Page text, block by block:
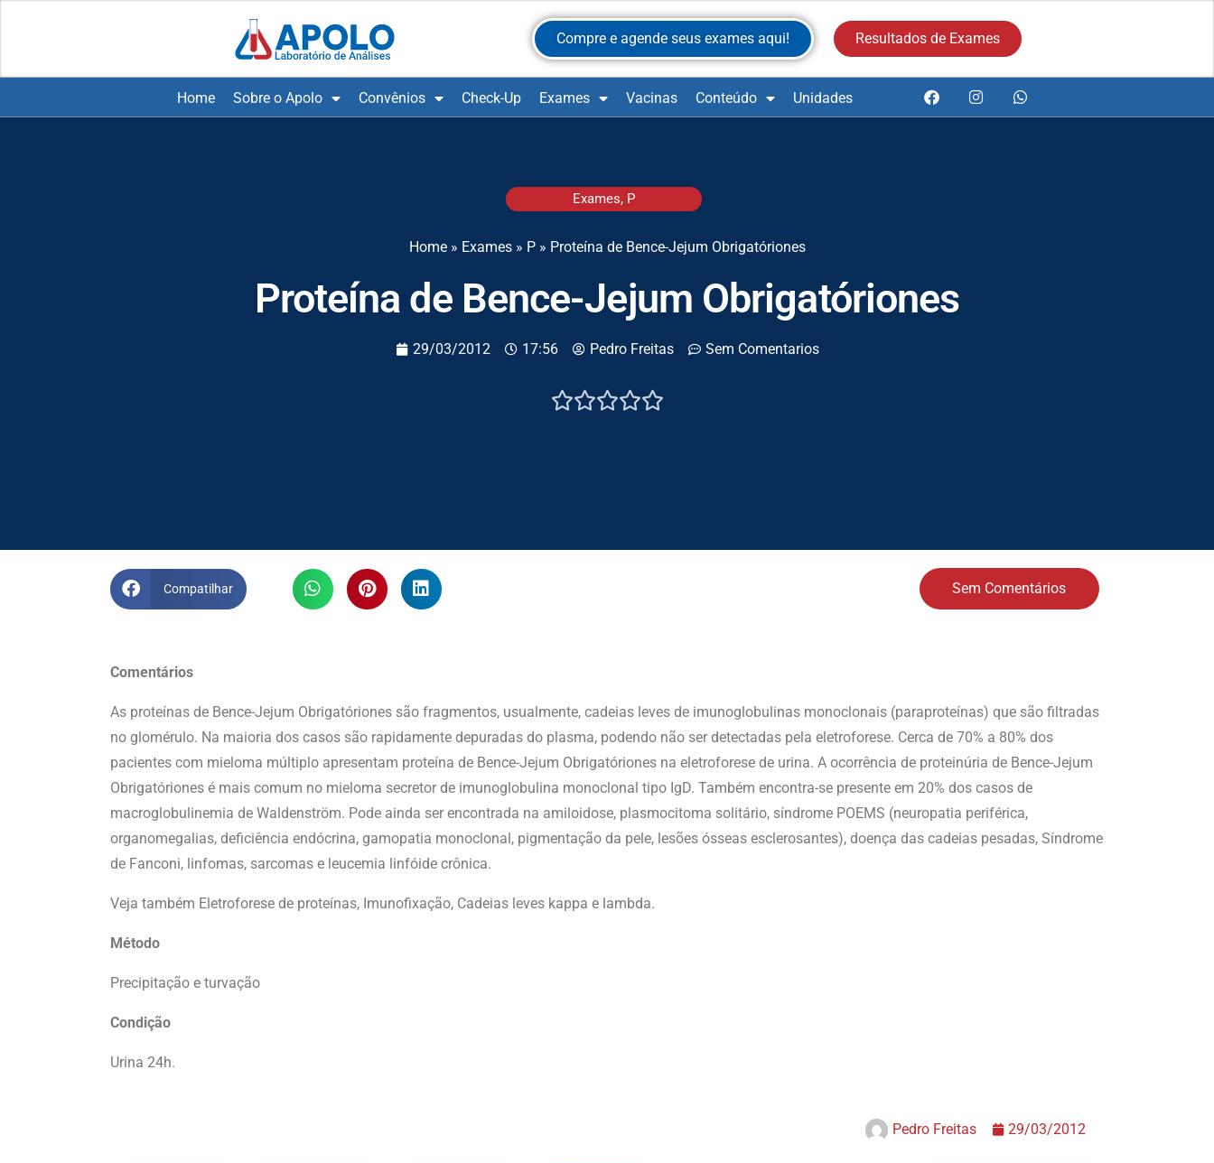
Compre e agende seus exames aqui! Resultados de Exames
Home Sobre o Apolo Convênios Check-Up Exames Vacinas Conteúdo Unidades
Exames, P
Home» Exames» P» Proteína de Bence-Jejum Obrigatóriones
Proteína de Bence-Jejum Obrigatóriones
29/03/2012 17:56 Pedro Freitas Sem Comentarios

Compatilhar Sem Comentários
Comentários
As proteínas de Bence-Jejum Obrigatóriones são fragmentos, usualmente, cadeias leves de imunoglobulinas monoclonais (paraproteínas) que são filtradas
no glomérulo. Na maioria dos casos são rapidamente depuradas do plasma, podendo não ser detectadas pela eletroforese. Cerca de 70% a 80% dos
pacientes com mieloma múltiplo apresentam proteína de Bence-Jejum Obrigatóriones na eletroforese de urina. A ocorrência de proteinúria de Bence-Jejum
Obrigatóriones é mais comum no mieloma secretor de imunoglobulina monoclonal tipo IgD. Também encontra-se presente em 20% dos casos de
macroglobulinemia de Waldenström. Pode ainda ser encontrada na amiloidose, plasmocitoma solitário, síndrome POEMS (neuropatia periférica,
organomegalias, deficiência endócrina, gamopatia monoclonal, pigmentação da pele, lesões ósseas esclerosantes), doença das cadeias pesadas, Síndrome
de Fanconi, linfomas, sarcomas e leucemia linfóide crônica.
Veja também Eletroforese de proteínas, Imunofixação, Cadeias leves kappa e lambda.
Método
Precipitação e turvação
Condição
Urina 24h.
Pedro Freitas 29/03/2012